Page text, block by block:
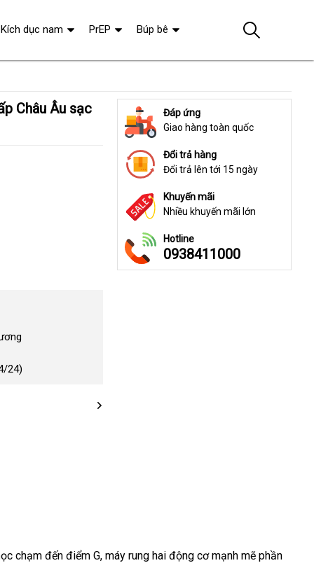
24)
Đáp ứng
Giao hàng toàn quốc
Đổi trả hàng
Đổi trả lên tới 15 ngày
Khuyến mãi
Nhiều khuyến mãi lớn
Hotline
0938411000
chạm đến điểm Gphản
, máy rung hai động cơ mạnh mẽ phần
Kích dục nam PrEP Búp bê